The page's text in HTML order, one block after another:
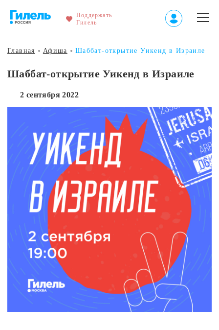
Поддержать
Гилель
Главная Афиша Шаббат-открытие Уикенд в Израиле
Шаббат-открытие Уикенд в Израиле
2 сентября 2022